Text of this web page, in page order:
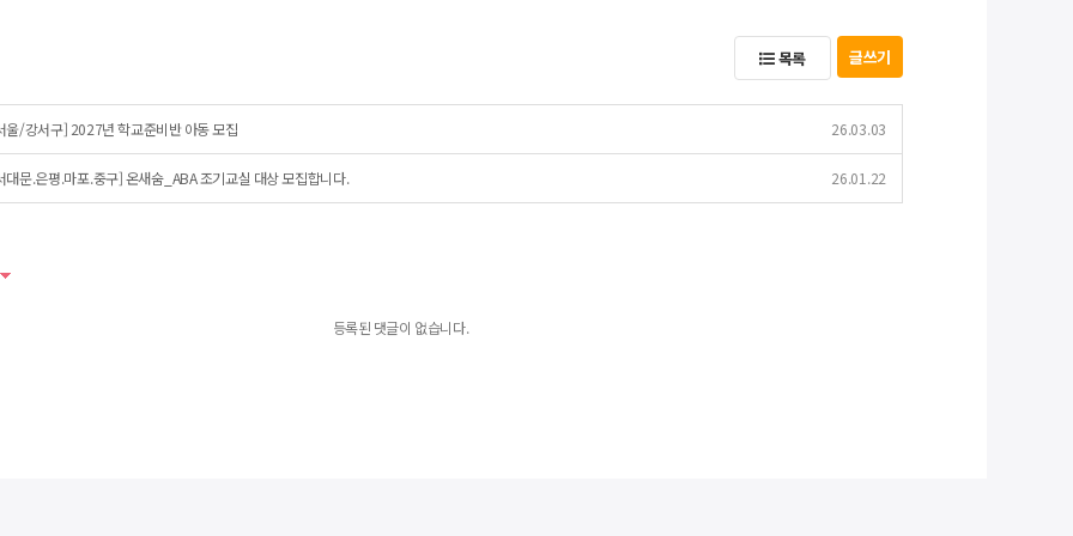
목록 글쓰기
울/강서구] 2027년 학교준비반 아동 모집 26.03.03
대문.은평.마포.중구] 온새숨_ABA 조기교실 대상 모집합니다. 26.01.22
등록된 댓글이 없습니다.